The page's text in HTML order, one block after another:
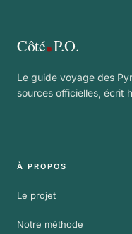
Côté P.O.
Le guide voyage des
sources officielles, écrit
À PROPOS
Le projet
Notre méthode